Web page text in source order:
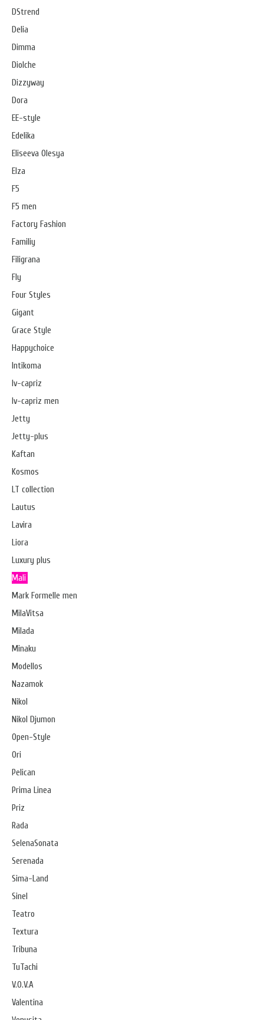
DStrend
Delia
Dimma
Diolche
Dizzyway
Dora
EE-style
Edelika
Eliseeva Olesya
Elza
F5
F5 men
Factory Fashion
Familiy
Filigrana
Fly
Four Styles
Gigant
Grace Style
Happychoice
Intikoma
Iv-capriz
Iv-capriz men
Jetty
Jetty-plus
Kaftan
Kosmos
LT collection
Lautus
Lavira
Liora
Luxury plus
Mali
Mark Formelle men
MilaVitsa
Milada
Minaku
Modellos
Nazamok
Nikol
Nikol Djumon
Open-Style
Ori
Pelican
Prima Linea
Priz
Rada
SelenaSonata
Serenada
Sima-Land
Sinel
Teatro
Textura
Tribuna
TuTachi
V.O.V.A
Valentina